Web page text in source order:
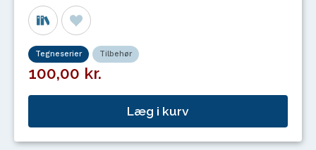
Tegneserier Tilbehør
100,00 kr.
Læg i kurv